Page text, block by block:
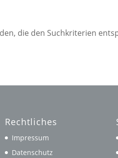
die den Suchkriterien
Rechtliches
Impressum
Datenschutz